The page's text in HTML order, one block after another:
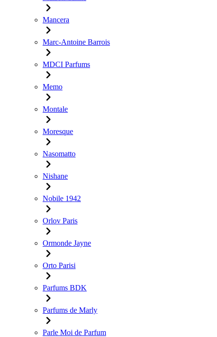
Mancera
Marc-Antoine Barrois
MDCI Parfums
Memo
Montale
Moresque
Nasomatto
Nishane
Nobile 1942
Orlov Paris
Ormonde Jayne
Orto Parisi
Parfums BDK
Parfums de Marly
Parle Moi de Parfum